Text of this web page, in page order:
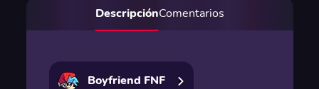
DescripciónComentarios
Boyfriend FNF